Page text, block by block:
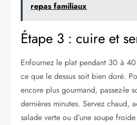
repas familiaux
Étape 3 : cuire et
Enfournez le plat pendant 30 à 40
ce que le dessus soit bien doré.
encore plus gourmand, passez-le
dernières minutes. Servez chaud,
salade verte ou d’une soupe